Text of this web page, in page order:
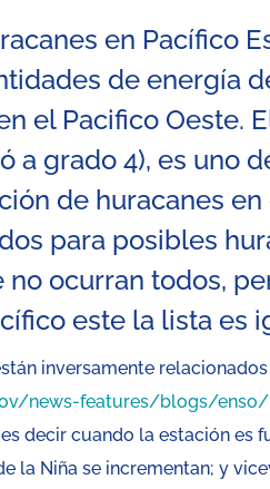
en Pacífico
de energía
el Pacifico Oeste.
a grado 4), es uno
de huracanes
para posibles
no ocurran todos,
este la lista es
inversamente
news-features/blogs/enso/
es decir cuando la estación es
la Niña se incrementan; y